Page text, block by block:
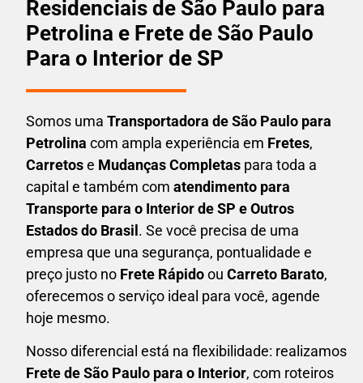
Residenciais de São Paulo para
Petrolina e Frete de São Paulo
Para o Interior de SP
Somos uma Transportadora de São Paulo para
Petrolina com ampla experiência em Fretes,
Carretose Mudanças Completas para toda a
capital e também com atendimento para
Transporte para o Interior de SP e Outros
Estados do Brasil . Se você precisa de uma
empresa que una segurança, pontualidade e
preço justo no Frete Rápidoou Carreto Barato,
oferecemos o serviço ideal para você, agende
hoje mesmo.
Nosso diferencial está na flexibilidade: realizamos
Frete de São Paulo para o Interior, com roteiros